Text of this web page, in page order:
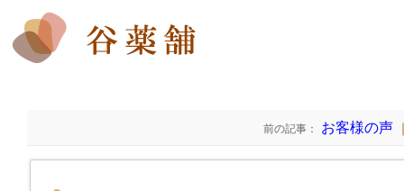
前の記事： お客様の声